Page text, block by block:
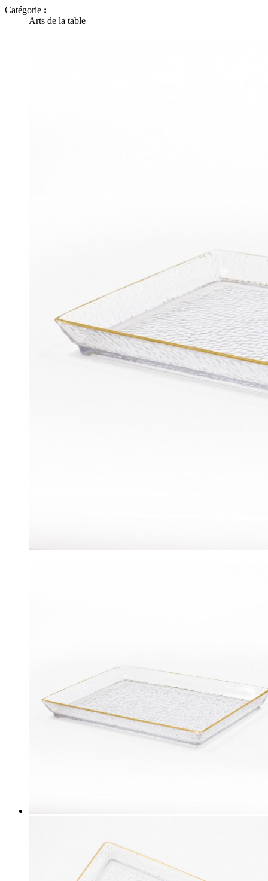
Catégorie :
Arts de la table